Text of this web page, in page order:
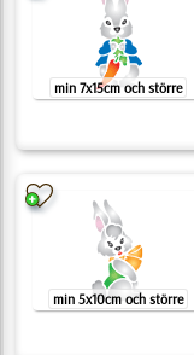
min 7x15cm och större
min 5x10cm och större